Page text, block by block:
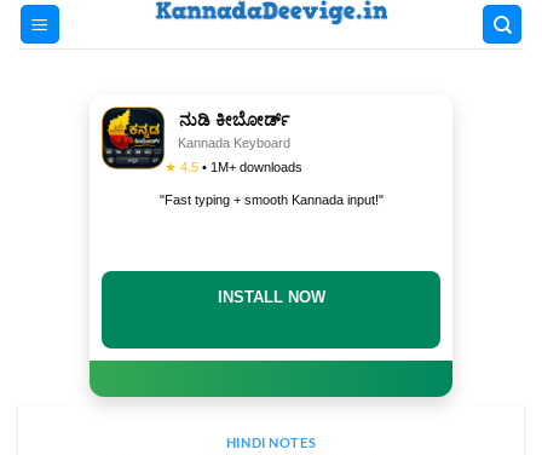
Skip
ನುಡಿ ಕೀಬೋರ್ಡ್
Kannada Keyboard
★ 4.5 • 1M+ downloads
"Fast typing + smooth Kannada input!"
INSTALL NOW
HINDI NOTES